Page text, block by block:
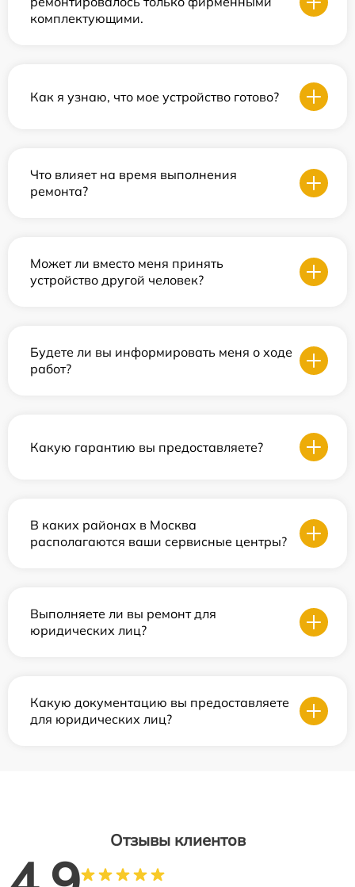
комплектующими.
Как я узнаю, что мое устройство готово?
Что влияет на время выполнения
ремонта?
Может ли вместо меня принять
устройство другой человек?
Будете ли вы информировать меня о ходе
работ?
Какую гарантию вы предоставляете?
В каких районах в Москва
располагаются ваши сервисные центры?
Выполняете ли вы ремонт для
юридических лиц?
Какую документацию вы предоставляете
для юридических лиц?
Отзывы клиентов